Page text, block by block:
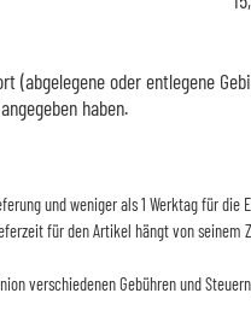
(abgelegene oder entlegene
haben.
und weniger als 1 Werktag für
für den Artikel hängt von
verschiedenen Gebühren und